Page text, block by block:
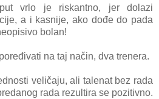
vrlo je riskantno, jer dolazi
a i kasnije, ako dođe do pada
bolan!
na taj način, dva trenera.
veličaju, ali talenat bez rada
rada rezultira se pozitivno.